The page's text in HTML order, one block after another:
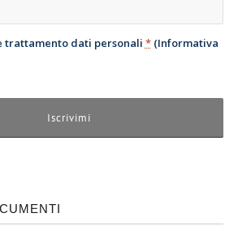
trattamento dati personali *(Informativa